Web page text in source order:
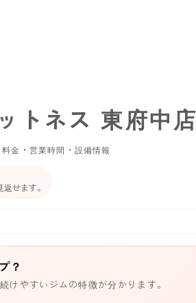
トネス 東府中店
金・営業時間・設備情報
せます。
？
けやすいジムの特徴が分かります。